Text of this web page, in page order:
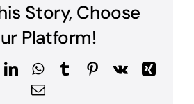
Story, Choose
Platform!
LinkedInWhatsApp
TumblrPinterest
Vk
Xing
Email